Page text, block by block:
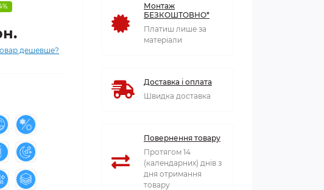
дешевше?
Монтаж
БЕЗКОШТОВНО*
Платиш лише за
матеріали
Доставка і оплата
Швидка доставка
Повернення товару
Протягом 14
(календарних) днів з
дня отримання
товару